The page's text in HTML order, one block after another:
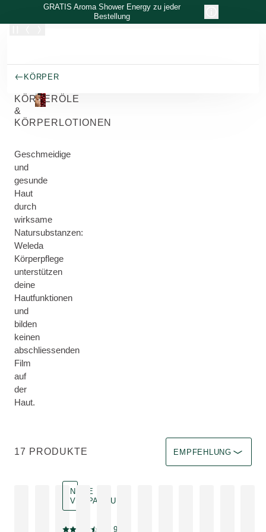
Zum Hauptinhalt wechseln
GRATIS Aroma Shower Energy zu jeder
Bestellung
KÖRPER
KÖRPERÖLE
&
KÖRPERLOTIONEN
Geschmeidige
und
gesunde
Haut
durch
wirksame
Natursubstanzen:
Weleda
Körperpflege
unterstützen
deine
Hautfunktionen
und
bilden
keinen
abschliessenden
Film
auf
der
Haut.
17 PRODUKTE EMPFEHLUNG
NEUE
VERPACKUNG
Neue Verpackung( 95 )